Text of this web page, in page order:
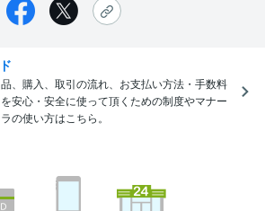
、購入、取引の流れ、お支払い方法・手数料
安心・安全に使って頂くための制度やマナー
の使い方はこちら。